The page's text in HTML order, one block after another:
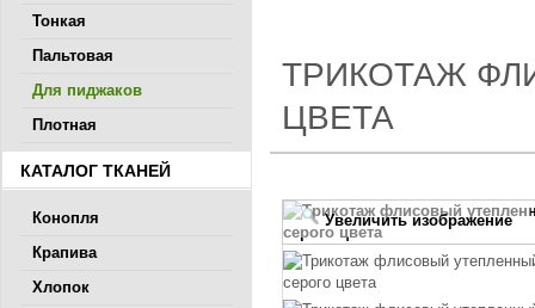
ТРИКОТАЖ
ЦВЕТА
Увеличить изображение
Тонкая
Пальтовая
Для пиджаков
Плотная
КАТАЛОГ ТКАНЕЙ
Конопля
Крапива
Хлопок